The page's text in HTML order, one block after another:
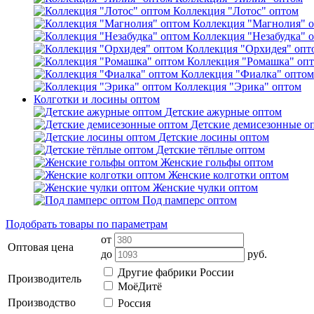
Коллекция "Лотос" оптом
Коллекция "Магнолия"
Коллекция "Незабудка"
Коллекция "Орхидея"
Коллекция "Ромашка"
Коллекция "Фиалка" оптом
Коллекция "Эрика" оптом
Колготки и лосины оптом
Детские ажурные оптом
Детские демисезонные
Детские лосины оптом
Детские тёплые оптом
Женские гольфы оптом
Женские колготки оптом
Женские чулки оптом
Под памперс оптом
Подобрать товары по параметрам
Оптовая цена
от
до
руб.
Производитель
Другие фабрики России
МоёДитё
Производство
Россия